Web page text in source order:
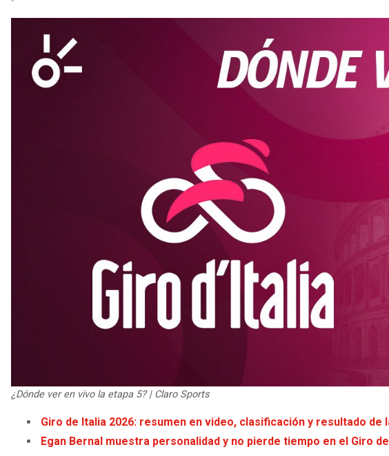
¿Dónde ver en vivo la etapa 5? | Claro Sports
Giro de Italia 2026: resumen en video, clasificación y resultado de
Egan Bernal muestra personalidad y no pierde tiempo en el Giro